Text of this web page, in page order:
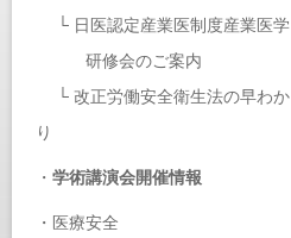
└ 日医認定産業医制度産業医学
研修会のご案内
└ 改正労働安全衛生法の早わか
り
・ 学術講演会開催情報
・ 医療安全